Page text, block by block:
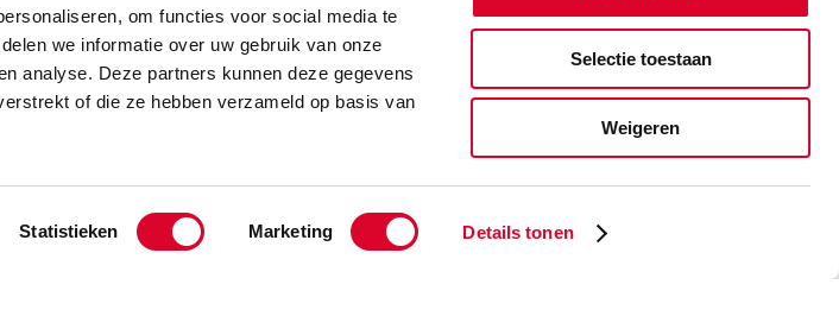
om functies voor social media te
we informatie over uw gebruik van onze
analyse. Deze partners kunnen deze gegevens
of die ze hebben verzameld op basis van
Statistieken Marketing Details tonen
Selectie toestaan
Weigeren